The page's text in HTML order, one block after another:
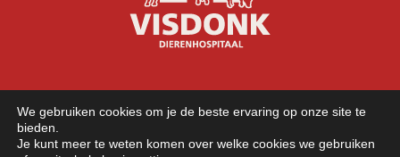
We gebruiken cookies om je de beste ervaring op onze site te
bieden.
Je kunt meer te weten komen over welke cookies we gebruiken